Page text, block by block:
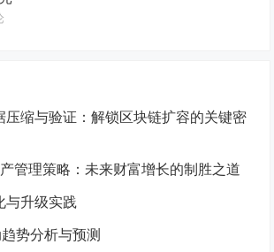
缩与验证：解锁区块链扩容的关键密
管理策略：未来财富增长的制胜之道
与升级实践
势分析与预测